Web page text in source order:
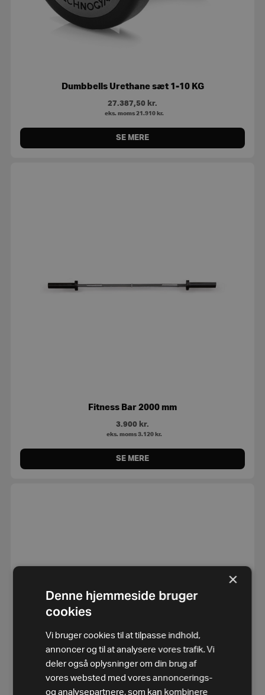
Dumbbells Urethane sæt 1-10 KG
27.387,50 kr.
eks. moms 21.910 kr.
SE MERE
Fitness Bar 2000 mm
3.900 kr.
eks. moms 3.120 kr.
SE MERE
×
Denne hjemmeside bruger
cookies
Vi bruger cookies til at tilpasse indhold,
annoncer og til at analysere vores trafik. Vi
deler også oplysninger om din brug af
vores websted med vores annoncerings-
og analysepartnere, som kan kombinere